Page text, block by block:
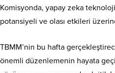
Komisyonda, yapay zeka
potansiyeli ve olası etkileri
TBMM’nin bu hafta
önemli düzenlemenin hayata